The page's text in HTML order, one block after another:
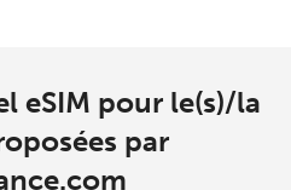
eSIM pour le(s)/la
par